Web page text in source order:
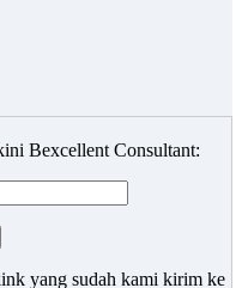
Bexcellent Consultant:
yang sudah kami kirim ke